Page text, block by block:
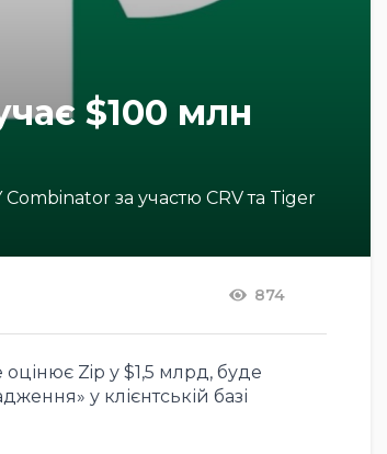
$100 млн
Combinator за участю CRV та Tiger
874
Zip у $1,5 млрд, буде
у клієнтській базі